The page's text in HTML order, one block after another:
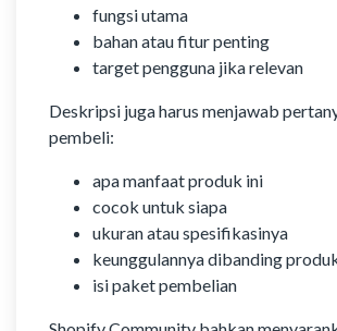
fungsi utama
bahan atau fitur penting
target pengguna jika relevan
Deskripsi juga harus menjawab
pembeli:
apa manfaat produk ini
cocok untuk siapa
ukuran atau spesifikasinya
keunggulannya dibanding
isi paket pembelian